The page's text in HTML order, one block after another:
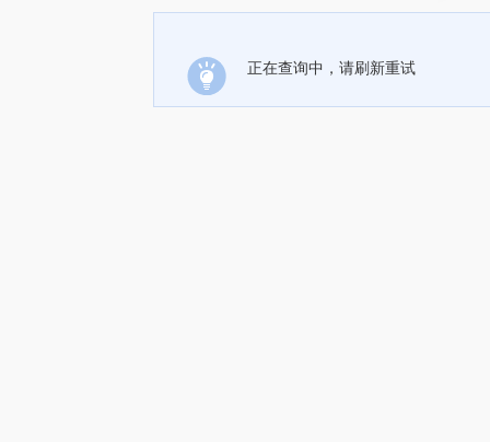
正在查询中，请刷新重试